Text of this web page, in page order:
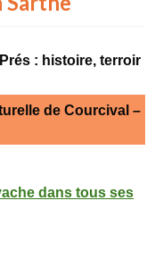
: histoire, terroir
de Courcival –
dans tous ses